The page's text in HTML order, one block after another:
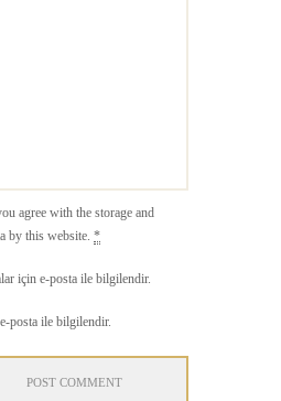
agree with the storage and
by this website. *
için e-posta ile bilgilendir.
posta ile bilgilendir.